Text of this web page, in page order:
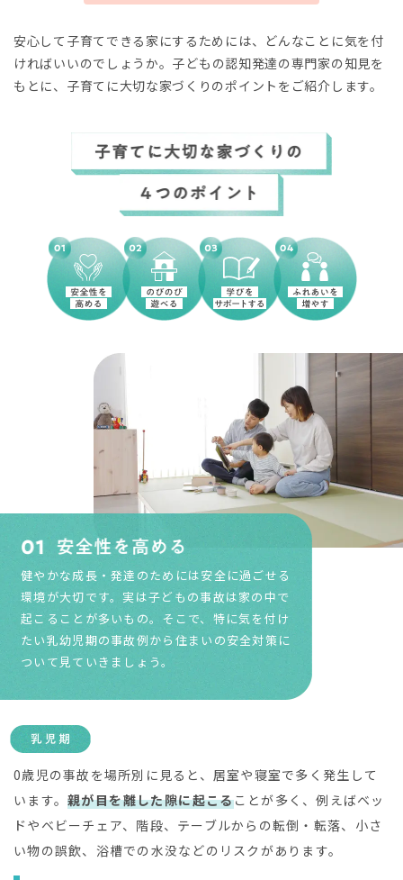
安心して子育てできる家にするためには、どんなことに気を付
ければいいのでしょうか。 子どもの認知発達の専門家の知見を
もとに、子育てに大切な家づくりのポイントをご紹介します。
健やかな成長・発達のためには安全に過ごせる
環境が大切です。実は子どもの事故は家の中で
起こることが多いもの。そこで、特に気を付け
たい乳幼児期の事故例から住まいの安全対策に
ついて見ていきましょう。
0歳児の事故を場所別に見ると、居室や寝室で多く発生して
います。親が目を離した隙に起こることが多く、例えばベッ
ドやベビーチェア、階段、テーブルからの転倒・転落、小さ
い物の誤飲、浴槽での水没などのリスクがあります。